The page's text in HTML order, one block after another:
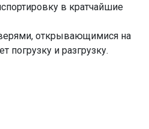
в кратчайшие
открывающимися на
погрузку и разгрузку.